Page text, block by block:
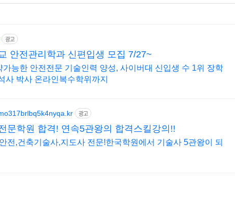
광고
안전관리학과 신편입생 모집 7/27~
가능한 안전전문 기술인력 양성, 사이버대 신입생 수 1위 장학
사 박사 온라인복수학위까지
광고
문학원 합격! 연속5관왕의 합격스킬강의!!
전,건축기술사,지도사 전문!한국학원에서 기술사 5관왕이 되